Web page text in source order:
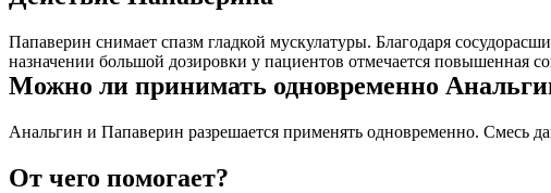
Папаверин снимает спазм гладкой мускулатуры. Благодаря
назначении большой дозировки у пациентов отмечается повышенная
Можно ли принимать одновременно
Анальгин и Папаверин разрешается применять одновременно. Смесь
От чего помогает?